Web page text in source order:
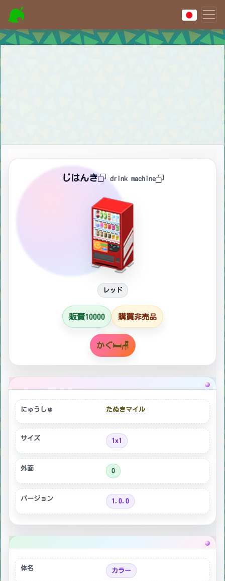
じはんき drink machine
レッド
販賣10000 購買非売品
かぐ🛏🪑
にゅうしゅ たぬきマイル
サイズ 1x1
外面 O
バージョン 1.0.0
体名 カラー